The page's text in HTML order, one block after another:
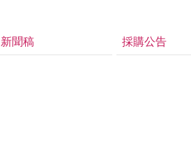
新聞稿 採購公告